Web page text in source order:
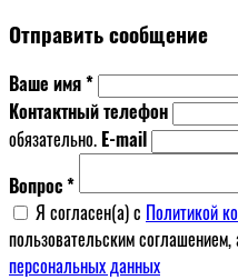
Отправить сообщение
Ваше имя *
Контактный телефон
обязательно. E-mail
Вопрос *
Я согласен(a) с Политикой
пользовательским
персональных данных